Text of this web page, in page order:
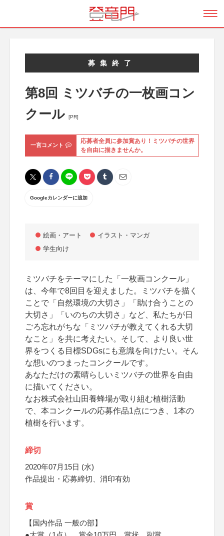
募集終了
第8回 ミツバチの一枚画コン
クール
[PR]
一言コメント
応募者全員に参加賞あり！ミツバチの世界
を自由に描きませんか。
Googleカレンダーに追加
絵画・アート
イラスト・マンガ
学生向け
ミツバチをテーマにした「一枚画コンクール」
は、今年で8回目を迎えました。ミツバチを描く
ことで「自然環境の大切さ」「助け合うことの
大切さ」「いのちの大切さ」など、私たちが日
ごろ忘れがちな「ミツバチが教えてくれる大切
なこと」を共に考えたい。そして、より良い世
界をつくる目標SDGsにも意識を向けたい。そん
な想いのつまったコンクールです。
あなただけの素晴らしいミツバチの世界を自由
に描いてください。
なお株式会社山田養蜂場が取り組む植樹活動
で、本コンクールの応募作品1点につき、1本の
植樹を行います。
締切
2020年07月15日 (水)
作品提出・応募締切、消印有効
賞
【国内作品 一般の部】